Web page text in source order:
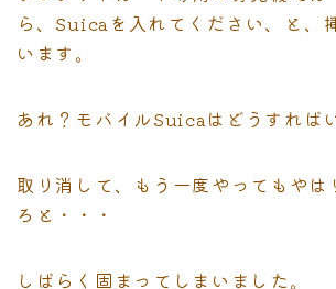
ら、Suicaを入れてください、と、
います。
あれ？モバイルSuicaはどうすれば
取り消して、もう一度やってもや
ろと・・・
しばらく固まってしまいました。